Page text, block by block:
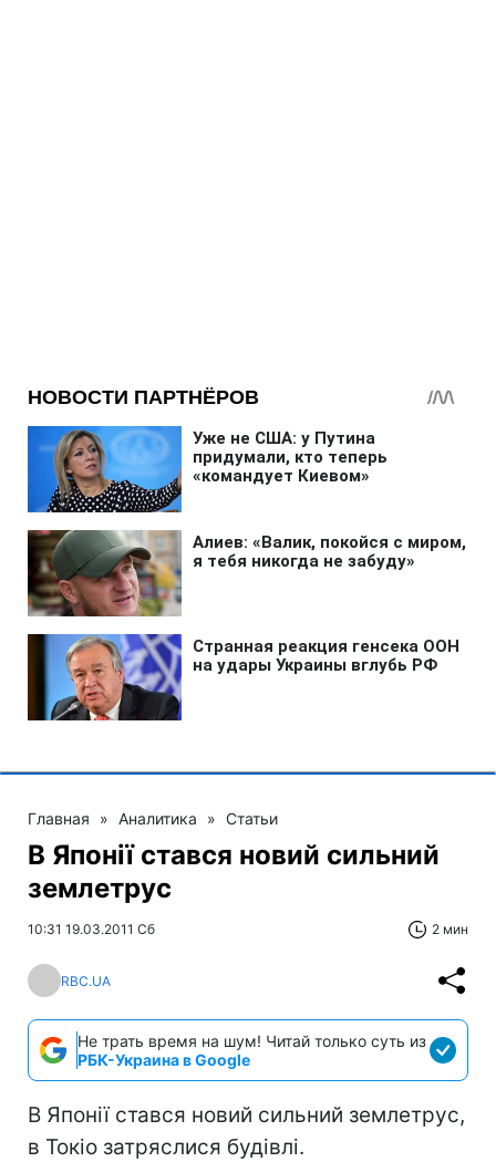
Главная » Аналитика » Статьи
В Японії стався новий сильний
землетрус
10:31 19.03.2011 Сб 2 мин
RBC.UA
Не трать время на шум! Читай только суть из
РБК-Украина в Google
В Японії стався новий сильний землетрус,
в Токіо затряслися будівлі.